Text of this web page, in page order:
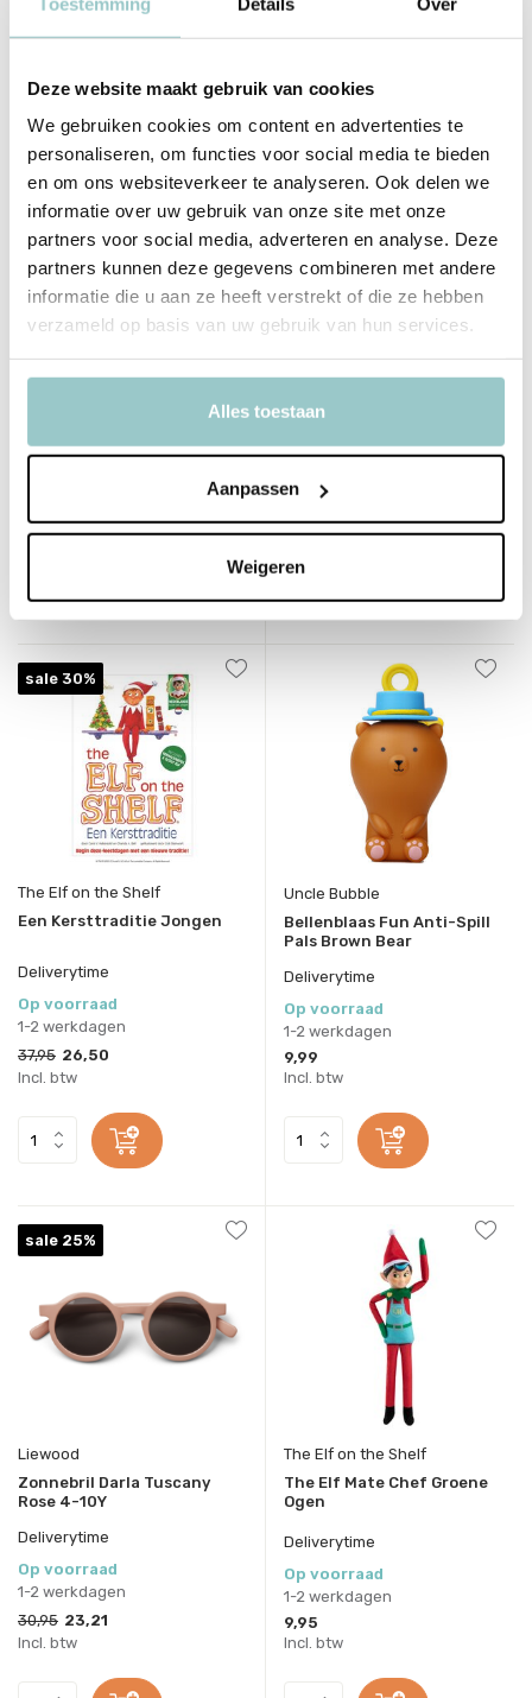
Deze website maakt gebruik van cookies
We gebruiken cookies om content en advertenties te
personaliseren, om functies voor social media te bieden
en om ons websiteverkeer te analyseren. Ook delen we
informatie over uw gebruik van onze site met onze
partners voor social media, adverteren en analyse. Deze
partners kunnen deze gegevens combineren met andere
informatie die u aan ze heeft verstrekt of die ze hebben
verzameld op basis van uw gebruik van hun services.
Alles toestaan
Aanpassen
Weigeren
De Zoete Zusjes vieren
Op voorraad
Incl. btw
Tender Leaf Toys
Houten Kinderkrukje|
Champignon
Deliverytime
Op voorraad
59,00
Incl. btw
sale 30%
The Elf on the Shelf
Een Kersttraditie Jongen
Deliverytime
Op voorraad
1-2 werkdagen
37,95 26,50
Incl. btw
Uncle Bubble
Bellenblaas Fun Anti-Spill
Pals Brown Bear
Deliverytime
Op voorraad
1-2 werkdagen
9,99
Incl. btw
sale 25%
Liewood
Zonnebril Darla Tuscany
Rose 4-10Y
Deliverytime
Op voorraad
1-2 werkdagen
30,95 23,21
Incl. btw
The Elf on the Shelf
The Elf Mate Chef Groene
Ogen
Deliverytime
Op voorraad
1-2 werkdagen
9,95
Incl. btw